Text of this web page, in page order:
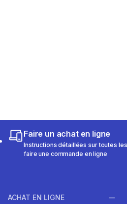
Faire un achat en ligne
Instructions détaillées sur toutes
faire une commande en ligne
ACHAT EN LIGNE